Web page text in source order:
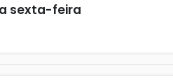
sexta-feira